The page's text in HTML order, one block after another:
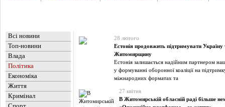
Всі новини
Топ-новини
Влада
Політика
Економіка
Життя
Кримінал
28 лютого
Естонія продовжить підтримувати Україну
Житомирщину
Естонія залишається надійним партнером
у формуванні оборонної коаліції на
міжнародних форматах та
27 квітня
В Житомирській обласній раді більше